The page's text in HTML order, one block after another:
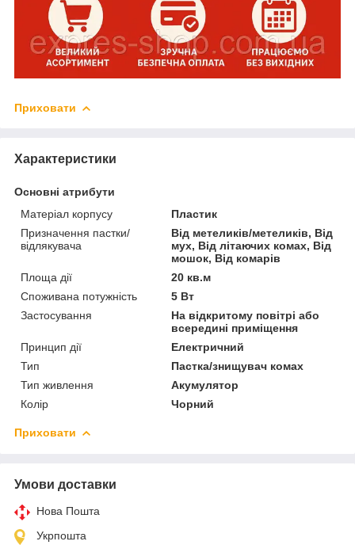
Приховати
Характеристики
Основні атрибути
Матеріал корпусу
Пластик
Призначення пастки/
відлякувача
Від метеликів/метеликів, Від
мух, Від літаючих комах, Від
мошок, Від комарів
Площа дії
20 кв.м
Споживана потужність
5 Вт
Застосування
На відкритому повітрі або
всередині приміщення
Принцип дії
Електричний
Тип
Пастка/знищувач комах
Тип живлення
Акумулятор
Колір
Чорний
Приховати
Умови доставки
Нова Пошта
Укрпошта